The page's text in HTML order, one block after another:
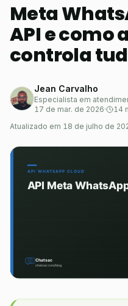
Meta
API e como
controla
Jean Carvalho
Especialista em
17 de mar. de 2026·
14
Atualizado em 18 de julho de